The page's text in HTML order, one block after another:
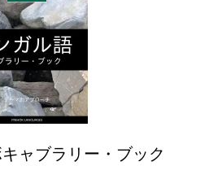
ャブラリー・ブック